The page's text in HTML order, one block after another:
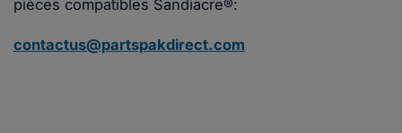
pièces compatibles Sandiacre®:
contactus@partspakdirect.com